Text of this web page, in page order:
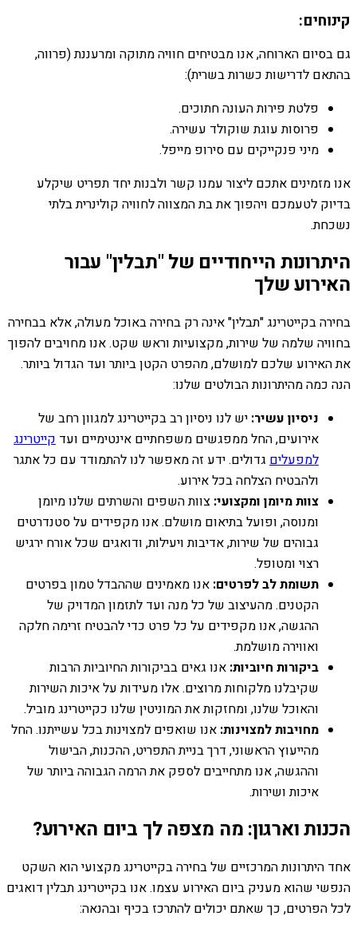
קינוחים:
גם בסיום הארוחה, אנו מבטיחים חוויה מתוקה ומרעננת (פרווה,
בהתאם לדרישות כשרות בשרית):
פלטת פירות העונה חתוכים.
פרוסות עוגת שוקולד עשירה.
מיני פנקייקים עם סירופ מייפל.
אנו מזמינים אתכם ליצור עמנו קשר ולבנות יחד תפריט שיקלע
בדיוק לטעמכם ויהפוך את בת המצווה לחוויה קולינרית בלתי
נשכחת.
היתרונות הייחודיים של "תבלין" עבור
האירוע שלך
בחירה בקייטרינג "תבלין" אינה רק בחירה באוכל מעולה, אלא בבחירה
בחוויה שלמה של שירות, מקצועיות וראש שקט. אנו מחויבים להפוך
את האירוע שלכם למושלם, מהפרט הקטן ביותר ועד הגדול ביותר.
הנה כמה מהיתרונות הבולטים שלנו:
ניסיון עשיר: יש לנו ניסיון רב בקייטרינג למגוון רחב של
אירועים, החל ממפגשים משפחתיים אינטימיים ועד קייטרינג
למפעלים גדולים. ידע זה מאפשר לנו להתמודד עם כל אתגר
ולהבטיח הצלחה בכל אירוע.
צוות מיומן ומקצועי: צוות השפים והשרתים שלנו מיומן
ומנוסה, ופועל בתיאום מושלם. אנו מקפידים על סטנדרטים
גבוהים של שירות, אדיבות ויעילות, ודואגים שכל אורח ירגיש
רצוי ומטופל.
תשומת לב לפרטים: אנו מאמינים שההבדל טמון בפרטים
הקטנים. מהעיצוב של כל מנה ועד לתזמון המדויק של
ההגשה, אנו מקפידים על כל פרט כדי להבטיח זרימה חלקה
ואווירה מושלמת.
ביקורות חיוביות: אנו גאים בביקורות החיוביות הרבות
שקיבלנו מלקוחות מרוצים. אלו מעידות על איכות השירות
והאוכל שלנו, ומחזקות את המוניטין שלנו כקייטרינג מוביל.
מחויבות למצוינות: אנו שואפים למצוינות בכל עשייתנו. החל
מהייעוץ הראשוני, דרך בניית התפריט, ההכנות, הבישול
וההגשה, אנו מתחייבים לספק את הרמה הגבוהה ביותר של
איכות ושירות.
הכנות וארגון: מה מצפה לך ביום האירוע?
אחד היתרונות המרכזיים של בחירה בקייטרינג מקצועי הוא השקט
הנפשי שהוא מעניק ביום האירוע עצמו. אנו בקייטרינג תבלין דואגים
לכל הפרטים, כך שאתם יכולים להתרכז בכיף ובהנאה: